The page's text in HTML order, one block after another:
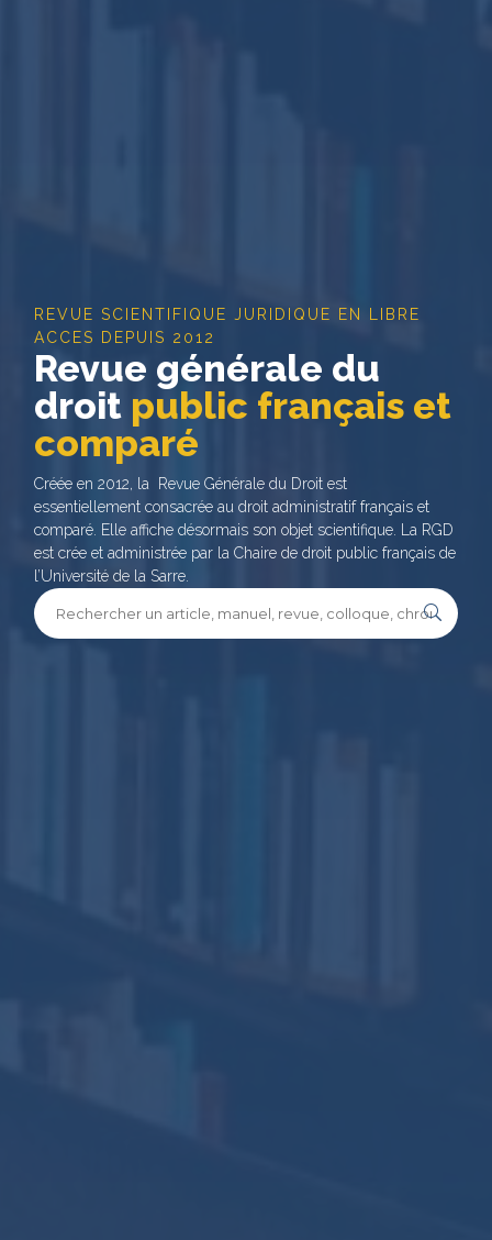
REVUE SCIENTIFIQUE JURIDIQUE EN LIBRE
ACCES DEPUIS 2012
Revue générale du
droit public français et
comparé
Créée en 2012, la Revue Générale du Droit est
essentiellement consacrée au droit administratif français et
comparé. Elle affiche désormais son objet scientifique. La RGD
est crée et administrée par la Chaire de droit public français de
l’Université de la Sarre.